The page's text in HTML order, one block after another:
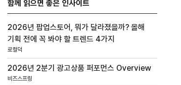
함께 읽으면 좋은 인사이트
2026년 팝업스토어, 뭐가 달라졌을까? 올해
기획 전에 꼭 봐야 할 트렌드 4가지
로컬덕
2026년 2분기 광고상품 퍼포먼스 Overview
비즈스프링